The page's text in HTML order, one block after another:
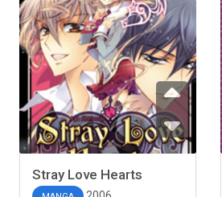
Stray Love Hearts